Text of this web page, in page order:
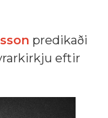
predikaði
eftir